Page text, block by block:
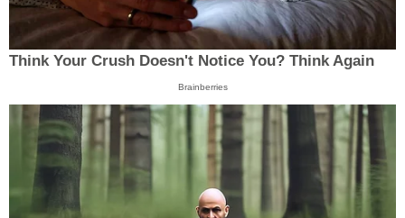
Think Your Crush Doesn't Notice You? Think Again
Brainberries